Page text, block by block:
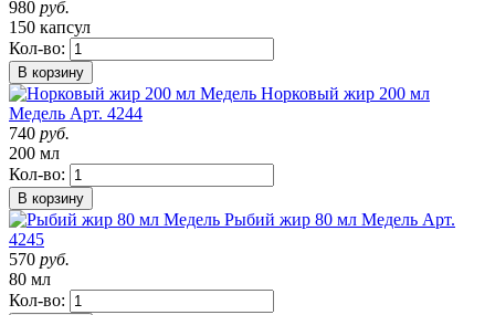
980 руб.
150 капсул
Кол-во:
В корзину
Норковый жир 200 мл
Медель Арт. 4244
740 руб.
200 мл
Кол-во:
В корзину
Рыбий жир 80 мл Медель Арт.
4245
570 руб.
80 мл
Кол-во: